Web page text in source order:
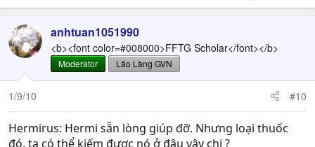
anhtuan1051990
<b><font color=#008000>FFTG Scholar</font></b>
Moderator Lão Làng GVN
1/9/10 #10
Hermirus: Hermi sẵn lòng giúp đỡ. Nhưng loại thuốc
đó, ta có thể kiếm được nó ở đâu vậy chị ?